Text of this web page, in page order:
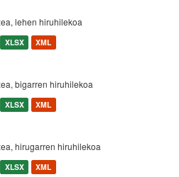
lehen hiruhilekoa
XLSX XML
bigarren hiruhilekoa
XLSX XML
hirugarren hiruhilekoa
XLSX XML